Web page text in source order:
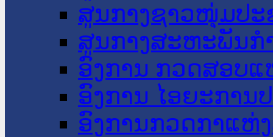
ສູນກາງຊາວໜຸ່ມປະ
ສູນກາງສະຫະພັນກ
ອົງການ ກວດສອບແ
ອົງການ ໄອຍະການ
ອົງການກວດກາແຫ່